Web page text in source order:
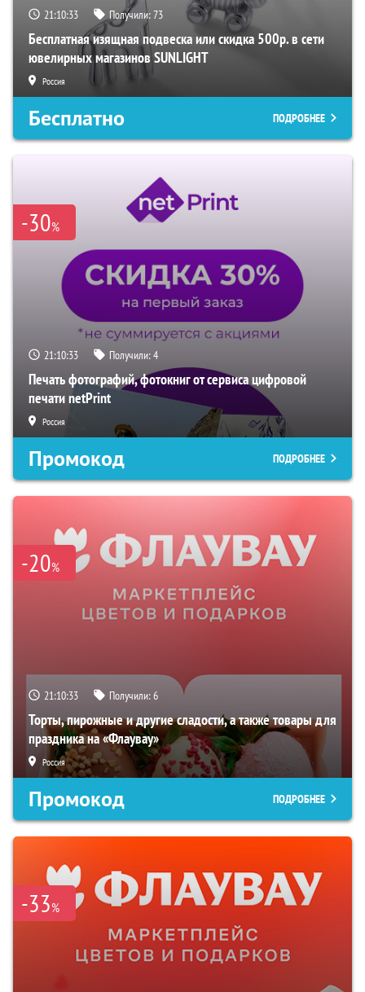
21:10:32 Получили:73
Бесплатная изящная подвеска или скидка 500р. в сети
ювелирных магазинов SUNLIGHT
Россия
Бесплатно ПОДРОБНЕЕ
-30%
21:10:32 Получили:4
Печать фотографий, фотокниг от сервиса цифровой
печати netPrint
Россия
Промокод ПОДРОБНЕЕ
-20%
21:10:32 Получили:6
Торты, пирожные и другие сладости, а также товары для
праздника на «Флаувау»
Россия
Промокод ПОДРОБНЕЕ
-33%